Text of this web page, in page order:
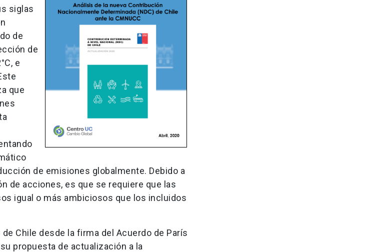
siglas
de
de
e
que
de emisiones globalmente. Debido a
de acciones, es que se requiere que las
igual o más ambiciosos que los incluidos
Chile desde la firma del Acuerdo de París
propuesta de actualización a la